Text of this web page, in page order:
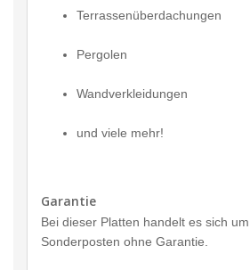
Terrassenüberdachungen
Pergolen
Wandverkleidungen
und viele mehr!
Garantie
Bei dieser Platten handelt es sich
Sonderposten ohne Garantie.